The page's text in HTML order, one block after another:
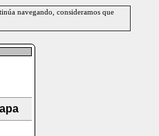
navegando, consideramos que